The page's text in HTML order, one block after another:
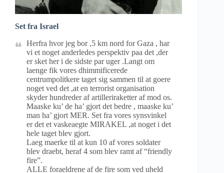
Set fra Israel
Herfra hvor jeg bor ,5 km nord for Gaza , har
vi et noget anderledes perspektiv paa det ,der
er sket her i de sidste par uger .Langt om
laenge fik vores dhimmificerede
centrumpolitkere taget sig sammen til at goere
noget ved det ,at en terrorist organisation
skyder hundreder af artilleriraketter af mod os.
Maaske ku’ de ha’ gjort det bedre , maaske ku’
man ha’ gjort MER. Set fra vores synsvinkel
er det et vaskeaegte MIRAKEL ,at noget i det
hele taget blev gjort.
Laeg maerke til at kun 10 af vores soldater
blev draebt, heraf 4 som blev ramt af “friendly
fire”.
ALLE foraeldrene af de fire som ved uheld